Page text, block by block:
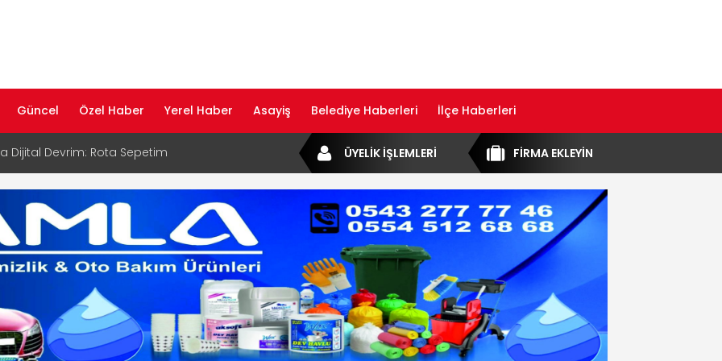
Güncel Özel Haber Yerel Haber Asayiş Belediye Haberleri İlçe Haberleri
Dijital Devrim: Rota Sepetim
Bölge Müdürü Makam Koltuğunu
Rehberi ile Google ve Yapay Zeka
Öne Çıkın
Rehberi Hizmete Girdi
Yayın Hayatına Başladı | Hızlı ve Akıllı
FİRMA EKLEYİN
ÜYELİK İŞLEMLERİ